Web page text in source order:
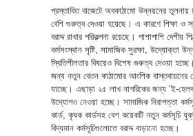
প্রস্তাবিত বাজেটে অবকাঠামো উন্নয়নের তুলনায়
বেশি গুরুত্ব দেওয়া হয়েছে। এ কারণে শিক্ষা ও
বরাদ্দ রাখার পরিকল্পনা রয়েছে। পাশাপাশি দেশীয়
কর্মসংস্থান সৃষ্টি, সামাজিক সুরক্ষা, উদ্যোক্তা
স্থিতিশীলতার বিষয়েও বিশেষ গুরুত্ব দেওয়া হচ্ছে।
জন্য নতুন বেতন কাঠামোর আংশিক
যাচ্ছে। এছাড়া ২৫ লাখ নাগরিকের জন্য ‘ই-হেলথ
উদ্যোগও নেওয়া হচ্ছে। সামাজিক নিরাপত্তা
কার্ড, কৃষক কার্ডসহ বেশ কয়েকটি নতুন কর্মসূচি
বিদ্যমান কর্মসূচিগুলোতে বরাদ্দ বাড়ানো হচ্ছে।